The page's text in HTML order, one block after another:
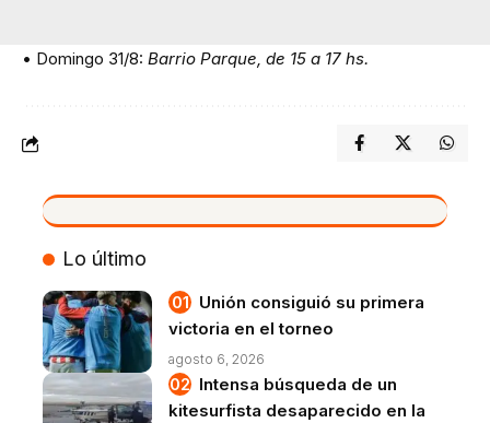
• Domingo 31/8: Barrio Parque, de 15 a 17 hs.
VIVO
Lo último
Unión consiguió su primera
victoria en el torneo
agosto 6, 2026
Intensa búsqueda de un
kitesurfista desaparecido en la